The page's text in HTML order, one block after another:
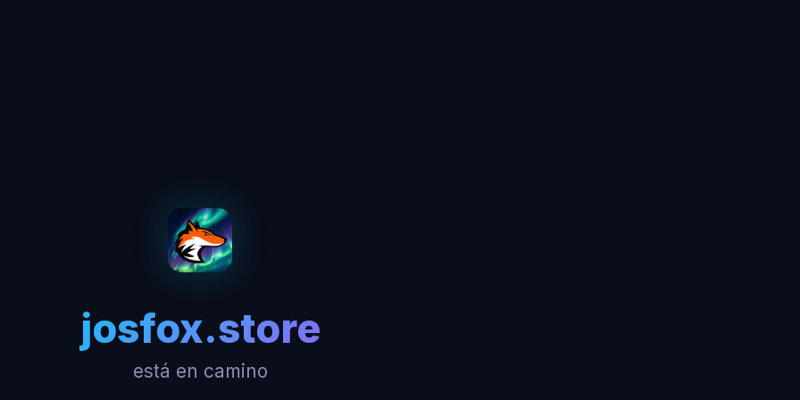
josfox.store
está en camino